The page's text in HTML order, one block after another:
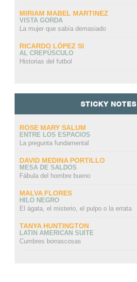
MIRIAM MABEL MARTINEZ
VISTA GORDA
La mujer que sabía demasiado
RICARDO LÓPEZ SI
AL CREPÚSCULO
Historias del futbol
STICKY NOTES
ROSE MARY SALUM
ENTRE LOS ESPACIOS
La pregunta fundamental
DAVID MEDINA PORTILLO
MESA DE SALDOS
Fábula del hombre bueno
MALVA FLORES
HILO NEGRO
El ágata, el misterio, el pulpo o la errata
TANYA HUNTINGTON
LATIN AMERICAN SUITE
Cumbres borrascosas